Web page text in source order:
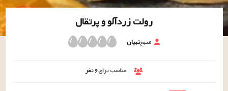
رولت زردآلو و پرتقال
منبعتبیان
مناسب برای۶نفر